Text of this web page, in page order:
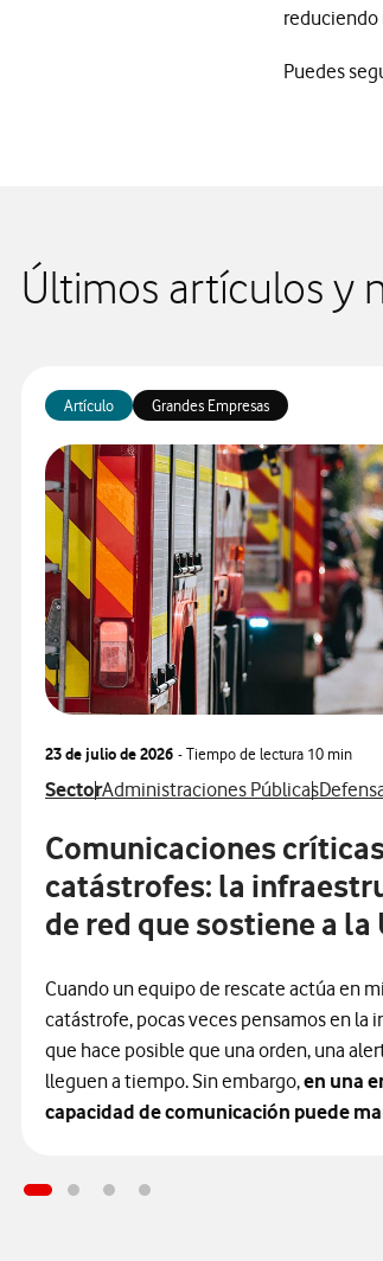
reduciendo
Puedes
Últimos artículos y
Artículo Grandes Empresas
23 de julio de 2026 - Tiempo de lectura 10 min
Ver más articulos relacionados con
SectorVer más artículos con
Administraciones PúblicasVer
Comunicaciones
catástrofes: la
de red que sostiene a la
Cuando un equipo de rescate actúa en
catástrofe, pocas veces pensamos en la
que hace posible que una orden, una
lleguen a tiempo. Sin embargo,en una
capacidad de comunicación puede